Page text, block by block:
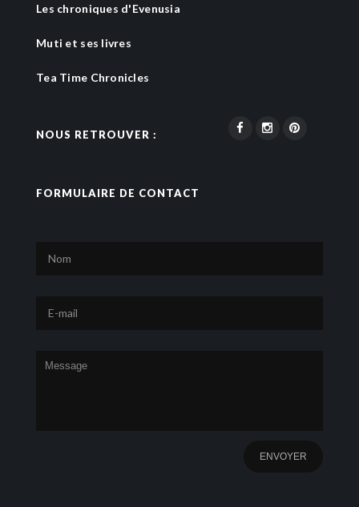
Les chroniques d'Evenusia
Muti et ses livres
Tea Time Chronicles
NOUS RETROUVER :
FORMULAIRE DE CONTACT